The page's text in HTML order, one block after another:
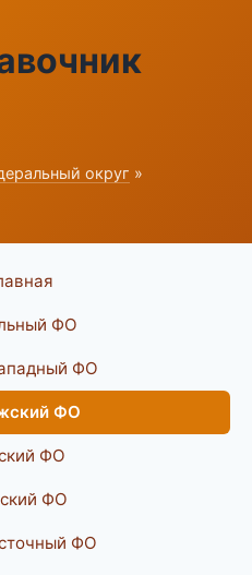
округ »
ФО
ФО
ФО
ФО
ФО
ФО